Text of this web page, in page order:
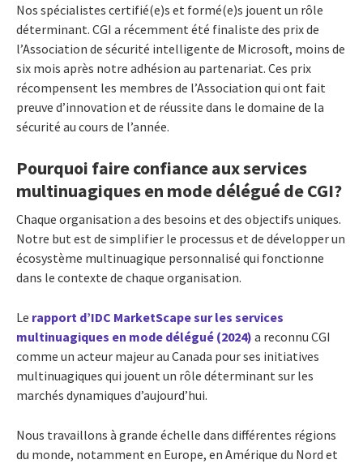
Nos spécialistes certifié(e)s et formé(e)s jouent un rôle
déterminant. CGI a récemment été finaliste des prix de
l’Association de sécurité intelligente de Microsoft, moins de
six mois après notre adhésion au partenariat. Ces prix
récompensent les membres de l’Association qui ont fait
preuve d’innovation et de réussite dans le domaine de la
sécurité au cours de l’année.
Pourquoi faire confiance aux services
multinuagiques en mode délégué de CGI?
Chaque organisation a des besoins et des objectifs uniques.
Notre but est de simplifier le processus et de développer un
écosystème multinuagique personnalisé qui fonctionne
dans le contexte de chaque organisation.
Le rapport d’IDC MarketScape sur les services
multinuagiques en mode délégué (2024) a reconnu CGI
comme un acteur majeur au Canada pour ses initiatives
multinuagiques qui jouent un rôle déterminant sur les
marchés dynamiques d’aujourd’hui.
Nous travaillons à grande échelle dans différentes régions
du monde, notamment en Europe, en Amérique du Nord et